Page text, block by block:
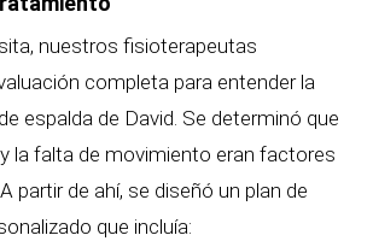
nuestros fisioterapeutas
completa para entender la
espalda de David. Se determinó que
la falta de movimiento eran factores
partir de ahí, se diseñó un plan de
que incluía: